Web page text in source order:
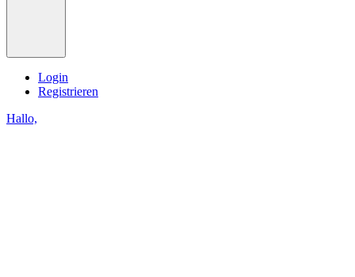
Login
Registrieren
Hallo,